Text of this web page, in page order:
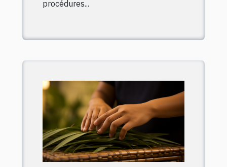
procédures...